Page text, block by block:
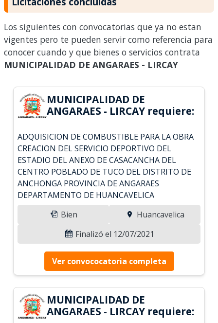
Los siguientes con convocatorias que ya no estan
vigentes pero te pueden servir como referencia para
conocer cuando y que bienes o servicios contrata
MUNICIPALIDAD DE ANGARAES - LIRCAY
MUNICIPALIDAD DE
ANGARAES - LIRCAY requiere:
ADQUISICION DE COMBUSTIBLE PARA LA OBRA
CREACION DEL SERVICIO DEPORTIVO DEL
ESTADIO DEL ANEXO DE CASACANCHA DEL
CENTRO POBLADO DE TUCO DEL DISTRITO DE
ANCHONGA PROVINCIA DE ANGARAES
DEPARTAMENTO DE HUANCAVELICA
Bien
Huancavelica
Finalizó el 12/07/2021
Ver convococatoria completa
MUNICIPALIDAD DE
ANGARAES - LIRCAY requiere: